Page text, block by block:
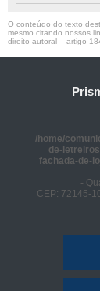
O conteúdo do texto
mesmo citando nossos
direito autoral – artigo
/home/
de-
fachada-de-
-
CEP: 72145-